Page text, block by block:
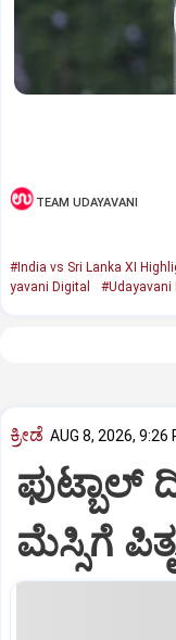
TEAM UDAYAVANI
#India vs Sri Lanka XI
yavani Digital
#Udayavani
ಕ್ರೀಡೆ AUG 8, 2026, 9:26
ಫುಟ್ಬಾಲ್
ಮೆಸ್ಸಿಗೆ